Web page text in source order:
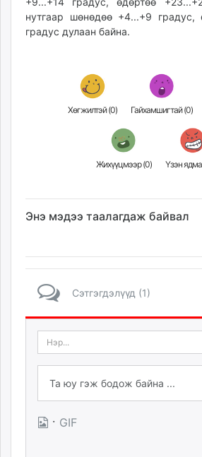
нутгаар шөнөдөө +4...+9 градус,
градус дулаан байна.
Хөгжилтэй (0) Гайхамшигтай (0)
Жихүүцмээр (0)
Энэ мэдээ таалагдаж байвал
Сэтгэгдэлүүд (1)
· GIF